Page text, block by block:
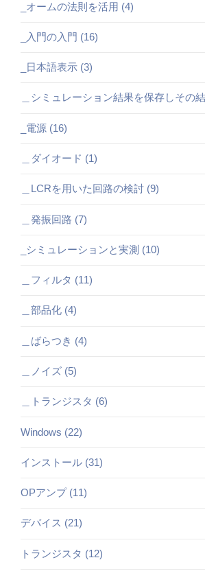
_オームの法則を活用 (4)
_入門の入門 (16)
_日本語表示 (3)
＿シミュレーション結果を保存しその
_電源 (16)
＿ダイオード (1)
＿LCRを用いた回路の検討 (9)
＿発振回路 (7)
_シミュレーションと実測 (10)
＿フィルタ (11)
＿部品化 (4)
＿ばらつき (4)
＿ノイズ (5)
＿トランジスタ (6)
Windows (22)
インストール (31)
OPアンプ (11)
デバイス (21)
トランジスタ (12)